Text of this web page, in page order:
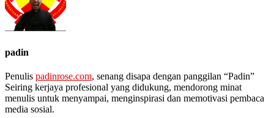
padin
Penulis padinrose.com, senang disapa dengan panggilan “Padin”
Seiring kerjaya profesional yang didukung, mendorong minat
menulis untuk menyampai, menginspirasi dan memotivasi pembaca
media sosial.